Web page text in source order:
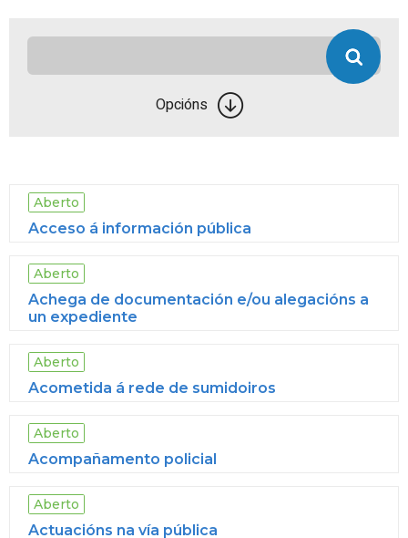
Opcións
Aberto
Acceso á información pública
Aberto
Achega de documentación e/ou alegacións a
un expediente
Aberto
Acometida á rede de sumidoiros
Aberto
Acompañamento policial
Aberto
Actuacións na vía pública